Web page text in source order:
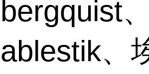
bergquist
ablestik、